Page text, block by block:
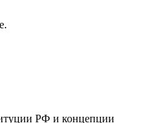
РФ и концепции